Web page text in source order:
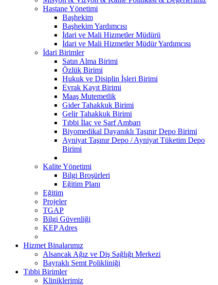
Hastane Yönetimi
Başhekim
Başhekim Yardımcısı
İdari ve Mali Hizmetler Müdürü
İdari ve Mali Hizmetler Müdür Yardımcısı
İdari Birimler
Satın Alma Birimi
Özlük Birimi
Hukuk ve Disiplin İşleri Birimi
Evrak Kayıt Birimi
Maaş Mutemetlik
Gider Tahakkuk Birimi
Gelir Tahakkuk Birimi
Tıbbi İlaç ve Sarf Ambarı
Biyomedikal Dayanıklı Taşınır Depo Birimi
Ayniyat Taşınır Depo / Ayniyat Tüketim Depo
Birimi
Kalite Yönetimi
Bilgi Broşürleri
Eğitim Planı
Eğitim
Projeler
TGAP
Bilgi Güvenliği
KEP Adres
Hizmet Binalarımız
Alsancak Ağız ve Diş Sağlığı Merkezi
Bayraklı Semt Polikliniği
Tıbbi Birimler
Kliniklerimiz